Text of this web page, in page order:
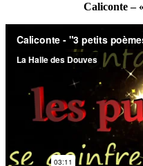
Caliconte –